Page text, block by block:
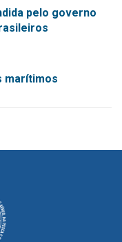
pelo governo
marítimos